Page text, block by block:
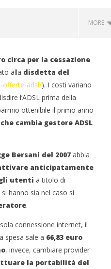
MORE
2012
circa per la cessazione
alla disdetta del
offerte-adsl/). I costi variano
l’ADSL prima della
ottenibile il primo anno
cambia gestore ADSL
Bersani del 2007abbia
anticipatamente
utenti a titolo di
hanno sia nel caso si
.
connessione internet, il
spesa sale a 66,83 euro
, invece, cambiare provider
la portabilità del